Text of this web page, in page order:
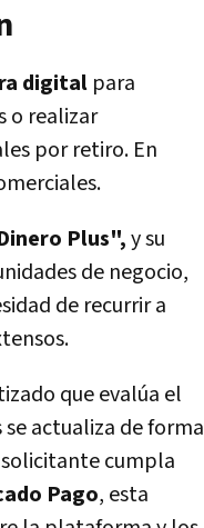
digital para
o realizar
por retiro. En
Plus",y su
de negocio,
de recurrir a
que evalúa el
actualiza de forma
cumpla
Pago, esta